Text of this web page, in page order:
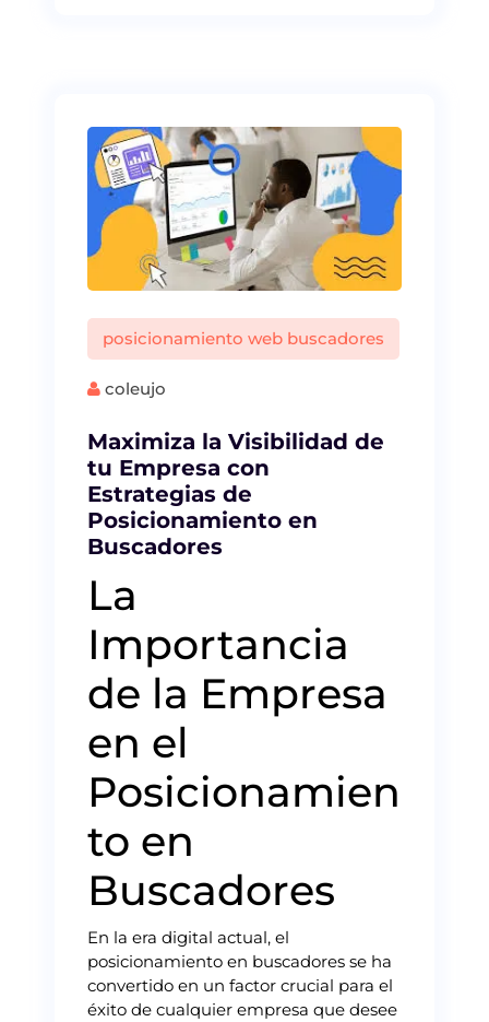
posicionamiento web buscadores
coleujo
Maximiza la Visibilidad de
tu Empresa con
Estrategias de
Posicionamiento en
Buscadores
La
Importancia
de la Empresa
en el
Posicionamien
to en
Buscadores
En la era digital actual, el
posicionamiento en buscadores se ha
convertido en un factor crucial para el
éxito de cualquier empresa que desee